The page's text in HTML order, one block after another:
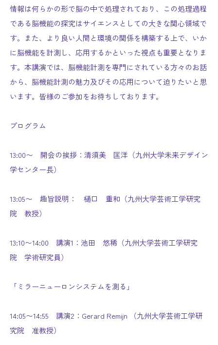
情報は何らかの形で脳の中で処理されており、この処理過程
である脳機能の探究はサイエンスとしての大きな関心領域で
す。また、より良い人間と環境の関係を構築する上で、いか
に脳機能を計測し、応用するかといった視点も重要となりま
す。本講演では、脳機能計測を専門にされている方々のお話
から、脳機能計測の魅力及びその応用について迫りたいと思
います。皆様のご参加をお待ちしております。
プログラム
13:00〜 開会の挨拶：清須美 匡洋（九州大学未来デザイン
学センター長）
13:05〜 趣旨説明： 樋口 重和（九州大学芸術工学研究
院 教授）
13:10〜14:00 講演1：池田 悠稀（九州大学芸術工学研究
院 学術研究員）
「ミラーニューロンシステムを測る」
14:05〜14:55 講演2：Gerard Remijn （九州大学芸術工学研
究院 准教授）